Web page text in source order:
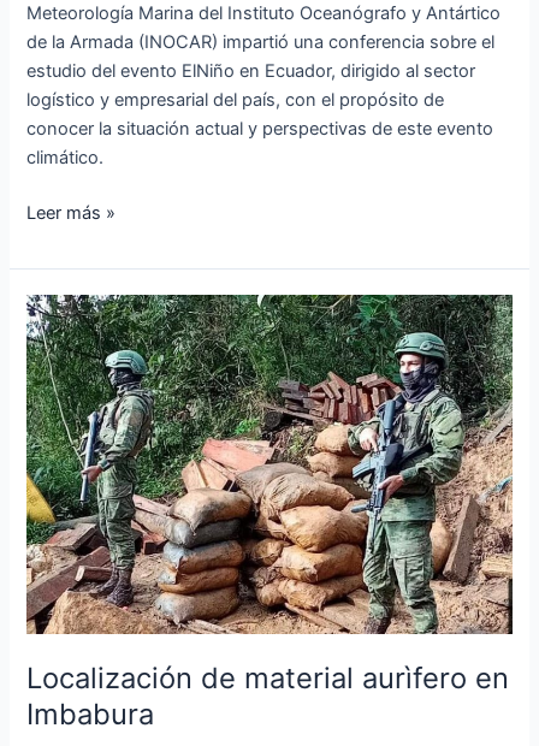
Meteorología Marina del Instituto Oceanógrafo y Antártico
de la Armada (INOCAR) impartió una conferencia sobre el
estudio del evento ElNiño en Ecuador, dirigido al sector
logístico y empresarial del país, con el propósito de
conocer la situación actual y perspectivas de este evento
climático.
Leer más »
Localización de material aurìfero en
Imbabura
Localización
de
material
aurìfero
en
Imbabura